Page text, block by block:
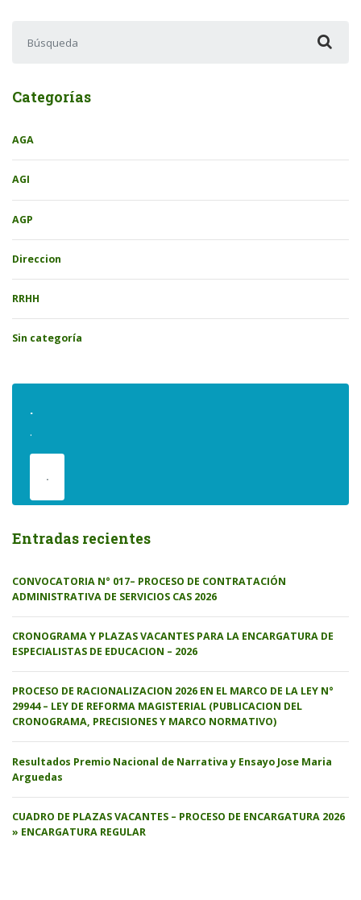
Categorías
AGA
AGI
AGP
Direccion
RRHH
Sin categoría
.
.
.
Entradas recientes
CONVOCATORIA N° 017– PROCESO DE CONTRATACIÓN
ADMINISTRATIVA DE SERVICIOS CAS 2026
CRONOGRAMA Y PLAZAS VACANTES PARA LA ENCARGATURA DE
ESPECIALISTAS DE EDUCACION – 2026
PROCESO DE RACIONALIZACION 2026 EN EL MARCO DE LA LEY N°
29944 – LEY DE REFORMA MAGISTERIAL (PUBLICACION DEL
CRONOGRAMA, PRECISIONES Y MARCO NORMATIVO)
Resultados Premio Nacional de Narrativa y Ensayo Jose Maria
Arguedas
CUADRO DE PLAZAS VACANTES – PROCESO DE ENCARGATURA 2026
» ENCARGATURA REGULAR